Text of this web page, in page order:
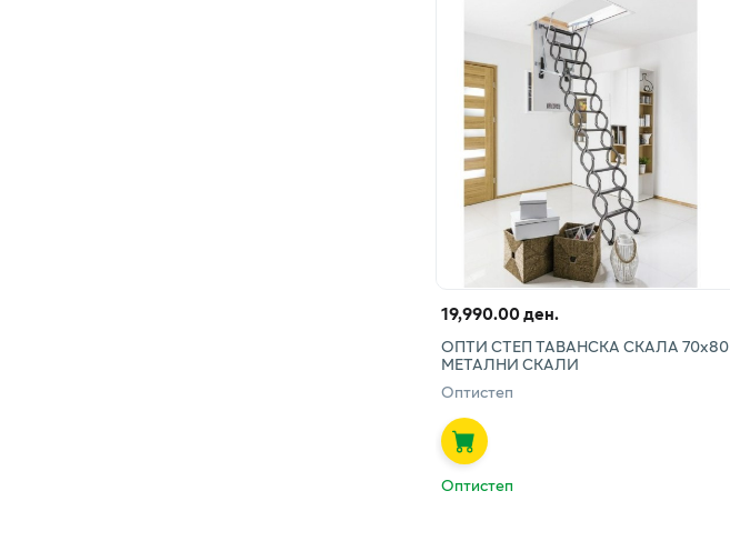
19,990.00 ден.
ОПТИ СТЕП ТАВАНСКА СКАЛА 70х80
МЕТАЛНИ СКАЛИ
Оптистеп
Оптистеп